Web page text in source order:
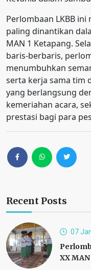
Perlombaan LKBB
paling dinantikan
MAN 1 Ketapang.
baris-berbaris,
menumbuhkan
serta kerja sama tim
yang berlangsung
kemeriahan acara,
prestasi bagi para
Recent Posts
07
XX